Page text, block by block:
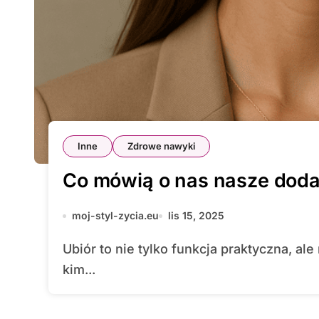
Inne Zdrowe nawyki
Co mówią o nas nasze
moj-styl-zycia.eu lis 15, 2025
Ubiór to nie tylko funkcja praktyczna, ale również forma komunikacji bez słów. O tym,
kim...